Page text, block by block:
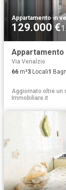
Appartamento·in
129.000 €
Appartamento
Via Venalzio
66 m²3 Locali1
Aggiornato oltre un
Immobiliare.it